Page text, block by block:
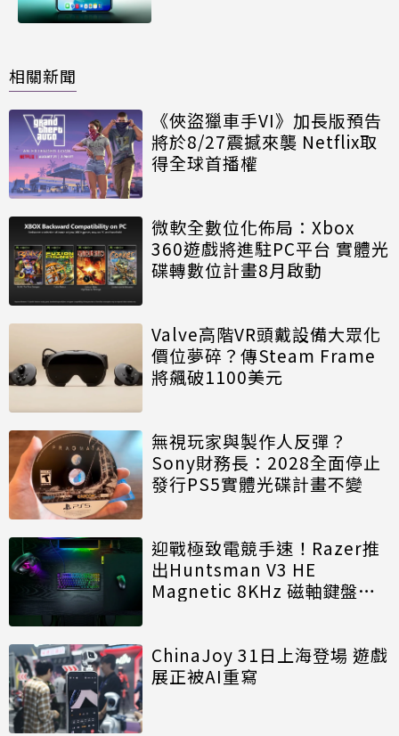
相關新聞
《俠盜獵車手VI》加長版預告
將於8/27震撼來襲 Netflix取
得全球首播權
微軟全數位化佈局：Xbox
360遊戲將進駐PC平台 實體光
碟轉數位計畫8月啟動
Valve高階VR頭戴設備大眾化
價位夢碎？傳Steam Frame
將飆破1100美元
無視玩家與製作人反彈？
Sony財務長：2028全面停止
發行PS5實體光碟計畫不變
迎戰極致電競手速！Razer推
出Huntsman V3 HE
Magnetic 8KHz 磁軸鍵盤效
ChinaJoy 31日上海登場 遊戲
展正被AI重寫